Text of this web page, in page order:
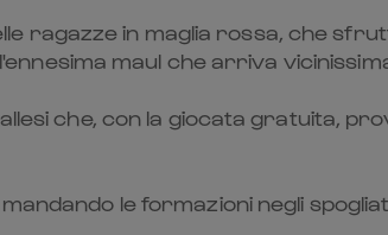
ragazze in maglia rossa, che
maul che arriva
che, con la giocata gratuita,
le formazioni negli